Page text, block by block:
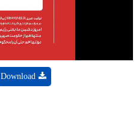
Video
Download